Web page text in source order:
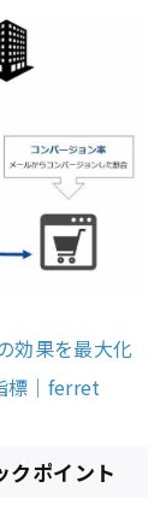
効果を最大化
標｜ferret
クポイント